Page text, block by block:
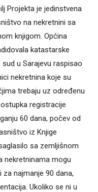
Projekta je jedinstvena
na nekretnini sa
knjigom. Općina
katastarske
sud u Sarajevu raspisao
nekretnina koje su
trebaju uz određenu
registracije
60 dana, počev od
iz Knjige
sa zemljišnom
nekretninama mogu
najmanje 90 dana,
Ukoliko se ni u